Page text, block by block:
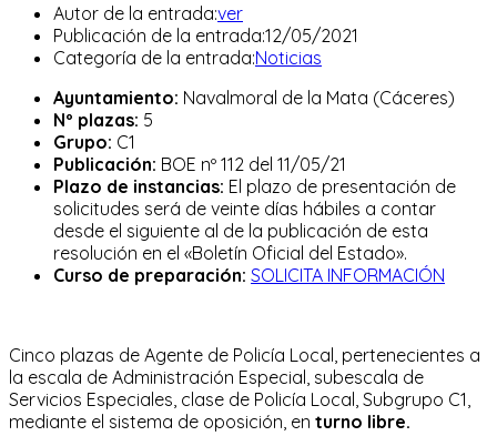
Autor de la entrada:ver
Publicación de la entrada:12/05/2021
Categoría de la entrada:Noticias
Ayuntamiento: Navalmoral de la Mata (Cáceres)
Nº plazas: 5
Grupo: C1
Publicación: BOE nº 112 del 11/05/21
Plazo de instancias: El plazo de presentación de
solicitudes será de veinte días hábiles a contar
desde el siguiente al de la publicación de esta
resolución en el «Boletín Oficial del Estado».
Curso de preparación: SOLICITA INFORMACIÓN
Cinco plazas de Agente de Policía Local, pertenecientes a
la escala de Administración Especial, subescala de
Servicios Especiales, clase de Policía Local, Subgrupo C1,
mediante el sistema de oposición, en turno libre.